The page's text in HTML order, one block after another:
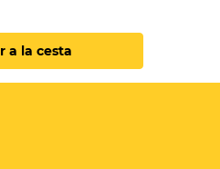
a la cesta